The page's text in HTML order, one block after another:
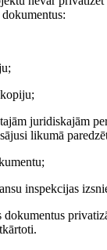
juridiskajām
likumā
inspekcijas
dokumentus